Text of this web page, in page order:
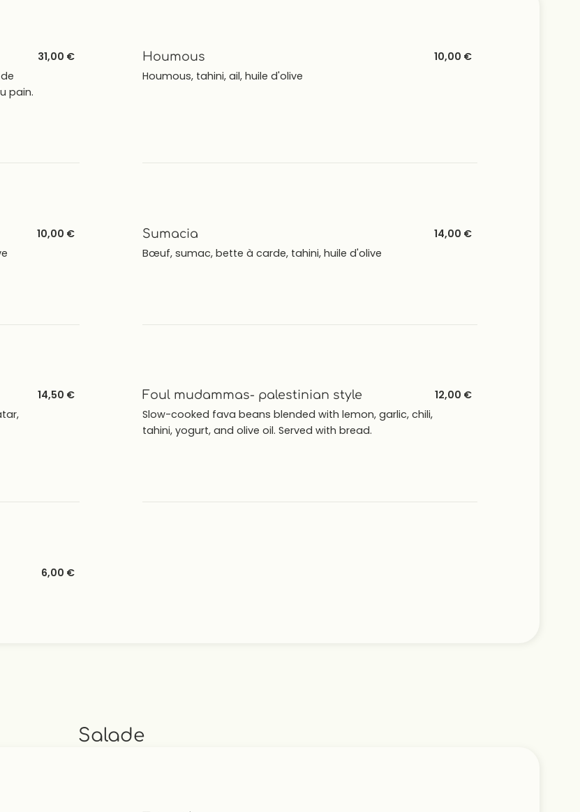
pain.
31,00 €
Houmous
Houmous, tahini, ail, huile d'olive
10,00 €
10,00 €
Sumacia
Bœuf, sumac, bette à carde, tahini, huile d'olive
14,00 €
14,50 €
Foul mudammas- palestinian style
Slow-cooked fava beans blended with lemon, garlic, chili,
tahini, yogurt, and olive oil. Served with bread.
12,00 €
6,00 €
Salade